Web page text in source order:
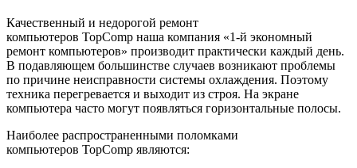
Качественный и недорогой ремонт
компьютеров TopComp наша компания «1-й экономный
ремонт компьютеров» производит практически каждый день.
В подавляющем большинстве случаев возникают проблемы
по причине неисправности системы охлаждения. Поэтому
техника перегревается и выходит из строя. На экране
компьютера часто могут появляться горизонтальные полосы.
Наиболее распространенными поломками
компьютеров TopComp являются: